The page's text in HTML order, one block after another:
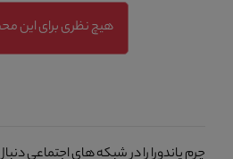
هیچ نظری برای این